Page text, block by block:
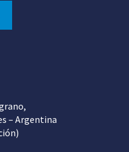
– Argentina